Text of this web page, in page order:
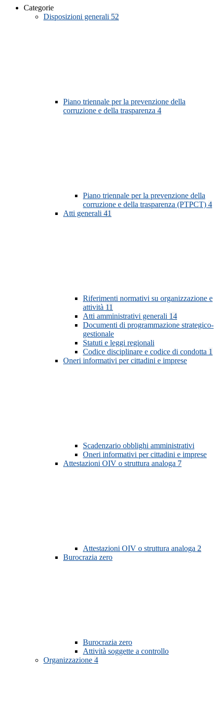
Categorie
Disposizioni generali 52
Piano triennale per la prevenzione della
corruzione e della trasparenza 4
Piano triennale per la prevenzione della
corruzione e della trasparenza (PTPCT) 4
Atti generali 41
Riferimenti normativi su organizzazione e
attività 11
Atti amministrativi generali 14
Documenti di programmazione strategico-
gestionale
Statuti e leggi regionali
Codice disciplinare e codice di condotta 1
Oneri informativi per cittadini e imprese
Scadenzario obblighi amministrativi
Oneri informativi per cittadini e imprese
Attestazioni OIV o struttura analoga 7
Attestazioni OIV o struttura analoga 2
Burocrazia zero
Burocrazia zero
Attività soggette a controllo
Organizzazione 4